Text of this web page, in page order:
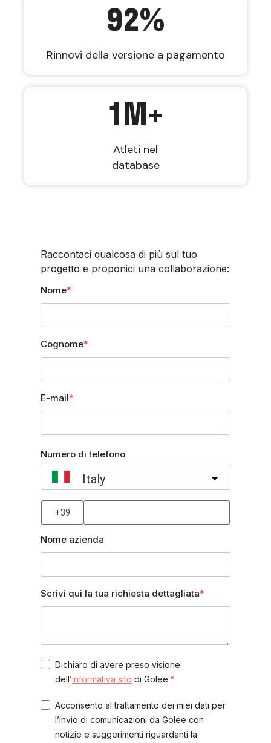
92%
Rinnovi della versione a pagamento
1M+
Atleti nel
database
Raccontaci qualcosa di più sul tuo
progetto e proponici una collaborazione:
Nome
Cognome
E-mail
Numero di telefono
Italy
Nome azienda
Scrivi qui la tua richiesta dettagliata
Dichiaro di avere preso visione
dell’informativa sito di Golee.
Acconsento al trattamento dei miei dati per
l’invio di comunicazioni da Golee con
notizie e suggerimenti riguardanti la